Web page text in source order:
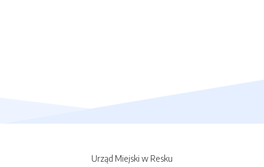
Urząd Miejski w Resku